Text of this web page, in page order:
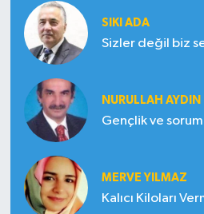
SIKI ADA
Sizler değil biz
NURULLAH AYDIN
Gençlik ve
MERVE YILMAZ
Kalıcı Kiloları